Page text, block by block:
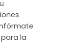
la